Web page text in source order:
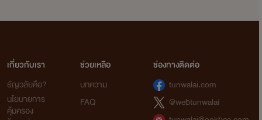
เกี่ยวกับเรา
ธัญวลัยคือ?
นโยบายการ
คุ้มครอง
ช่วยเหลือ
บทความ
FAQ
ช่องทางติดต่อ
tunwalai.com
@webtunwalai